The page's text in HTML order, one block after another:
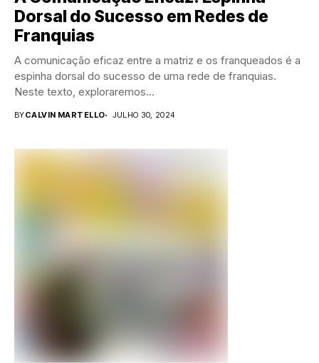
Dorsal do Sucesso em Redes de
Franquias
A comunicação eficaz entre a matriz e os franqueados é a
espinha dorsal do sucesso de uma rede de franquias.
Neste texto, exploraremos...
BYCALVIN MARTELLO JULHO 30, 2024